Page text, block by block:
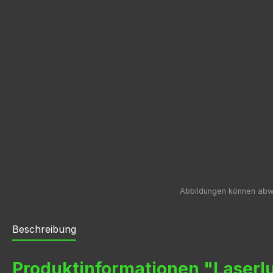
Beschreibung
Produktinformationen